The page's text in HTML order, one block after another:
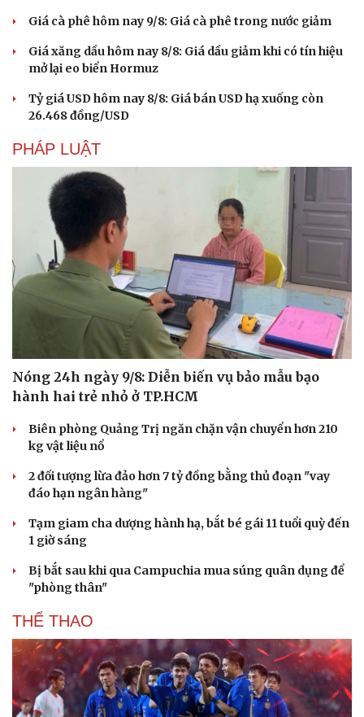
Văn hóa
Sân khấu - Điện ảnh
Văn học
Âm nhạc
Di sản
Giải trí
Nghệ sĩ
Thời trang
Sao Việt
Giá cà phê hôm nay 9/8: Giá cà phê trong nước giảm
Giá xăng dầu hôm nay 8/8: Giá dầu giảm khi có tín hiệu
mở lại eo biển Hormuz
Tỷ giá USD hôm nay 8/8: Giá bán USD hạ xuống còn
26.468 đồng/USD
PHÁP LUẬT
Nóng 24h ngày 9/8: Diễn biến vụ bảo mẫu bạo
hành hai trẻ nhỏ ở TP.HCM
Biên phòng Quảng Trị ngăn chặn vận chuyển hơn 210
kg vật liệu nổ
2 đối tượng lừa đảo hơn 7 tỷ đồng bằng thủ đoạn "vay
đáo hạn ngân hàng"
Tạm giam cha dượng hành hạ, bắt bé gái 11 tuổi quỳ đến
1 giờ sáng
Bị bắt sau khi qua Campuchia mua súng quân dụng để
"phòng thân"
THỂ THAO